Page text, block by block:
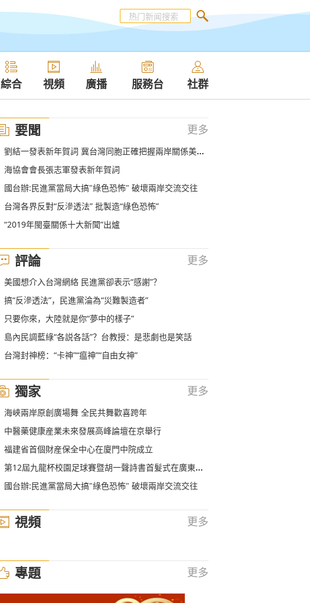
綜合 視頻 廣播 服務台 社群
要聞 更多
劉結一發表新年賀詞 冀台灣同胞正確把握兩岸關係美好前景
海協會會長張志軍發表新年賀詞
國台辦:民進黨當局大搞"綠色恐怖" 破壞兩岸交流交往
台灣各界反對“反滲透法” 批製造“綠色恐怖”
“2019年閩臺關係十大新聞”出爐
評論 更多
美國想介入台灣網絡 民進黨卻表示“感謝”？
搞“反滲透法”，民進黨淪為“災難製造者”
只要你來，大陸就是你“夢中的樣子”
島內民調藍綠“各説各話”？台教授：是悲劇也是笑話
台灣封神榜：“卡神”“瘟神”“自由女神”
獨家 更多
海峽兩岸原創廣場舞 全民共舞歡喜跨年
中醫藥健康産業未來發展高峰論壇在京舉行
福建省首個財産保全中心在廈門中院成立
第12屆九龍杯校園足球賽暨胡一聲詩書首髮式在廣東梅州舉行
國台辦:民進黨當局大搞"綠色恐怖" 破壞兩岸交流交往
視頻 更多
專題 更多